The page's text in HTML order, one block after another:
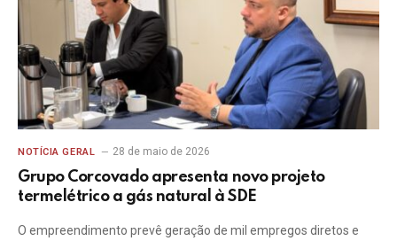
NOTÍCIA GERAL 28 de maio de 2026
Grupo Corcovado apresenta novo projeto
termelétrico a gás natural à SDE
O empreendimento prevê geração de mil empregos diretos e